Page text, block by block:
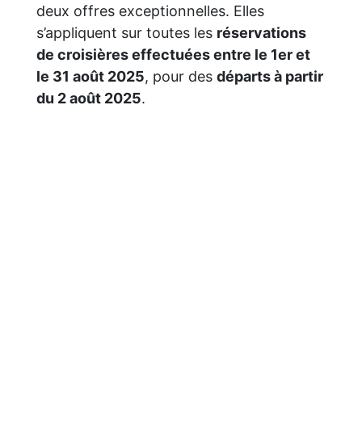
deux offres exceptionnelles. Elles
s’appliquent sur toutes les réservations
de croisières effectuées entre le 1er et
le 31 août 2025, pour des départs à partir
du 2 août 2025.